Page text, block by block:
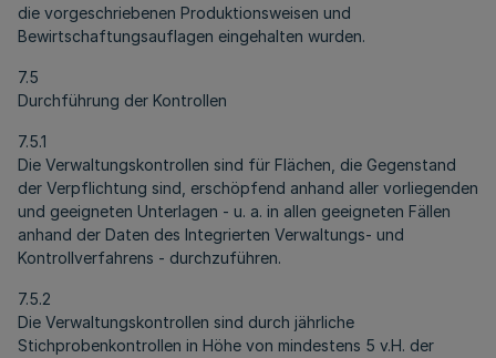
die vorgeschriebenen Produktionsweisen und
Bewirtschaftungsauflagen eingehalten wurden.
7.5
Durchführung der Kontrollen
7.5.1
Die Verwaltungskontrollen sind für Flächen, die Gegenstand
der Verpflichtung sind, erschöpfend anhand aller vorliegenden
und geeigneten Unterlagen - u. a. in allen geeigneten Fällen
anhand der Daten des Integrierten Verwaltungs- und
Kontrollverfahrens - durchzuführen.
7.5.2
Die Verwaltungskontrollen sind durch jährliche
Stichprobenkontrollen in Höhe von mindestens 5 v.H. der